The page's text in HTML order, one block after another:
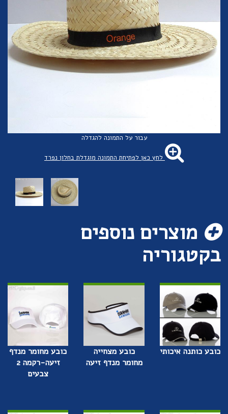
עבור על התמונה להגדלה
לחץ כאן לפתיחת התמונה מוגדלת בחלון נפרד
מוצרים נוספים
בקטגוריה
כובע כותנה איכותי
כובע מצחייה
מחומר מנדף זיעה
כובע מחומר מנדף
זיעה-רקמה 2
צבעים